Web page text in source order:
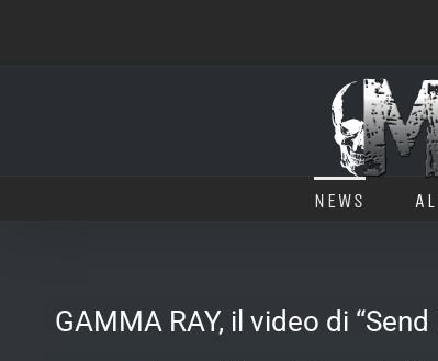
NEWS
GAMMA RAY, il video di “Send